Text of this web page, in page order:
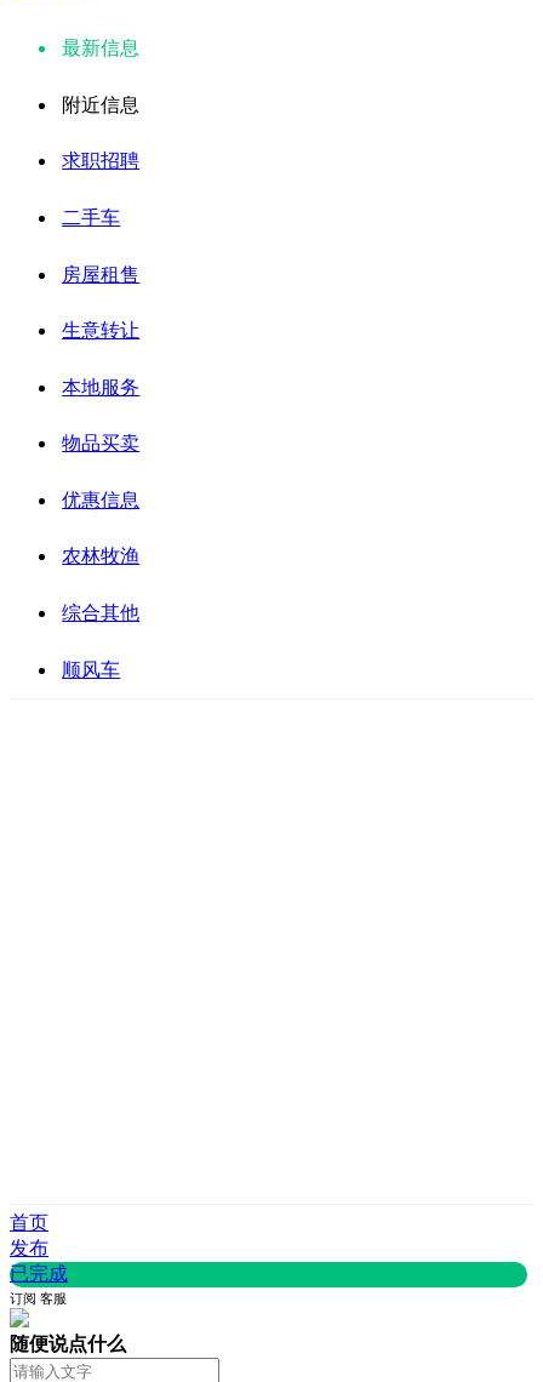
最新信息
附近信息
求职招聘
二手车
房屋租售
生意转让
本地服务
物品买卖
优惠信息
农林牧渔
综合其他
顺风车
首页
发布
已完成
订阅 客服
随便说点什么